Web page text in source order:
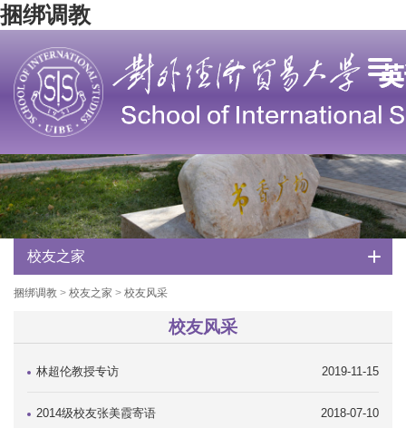
捆绑调教
校友之家
捆绑调教 > 校友之家 > 校友风采
校友风采
2019-11-15
林超伦教授专访
2018-07-10
2014级校友张美霞寄语